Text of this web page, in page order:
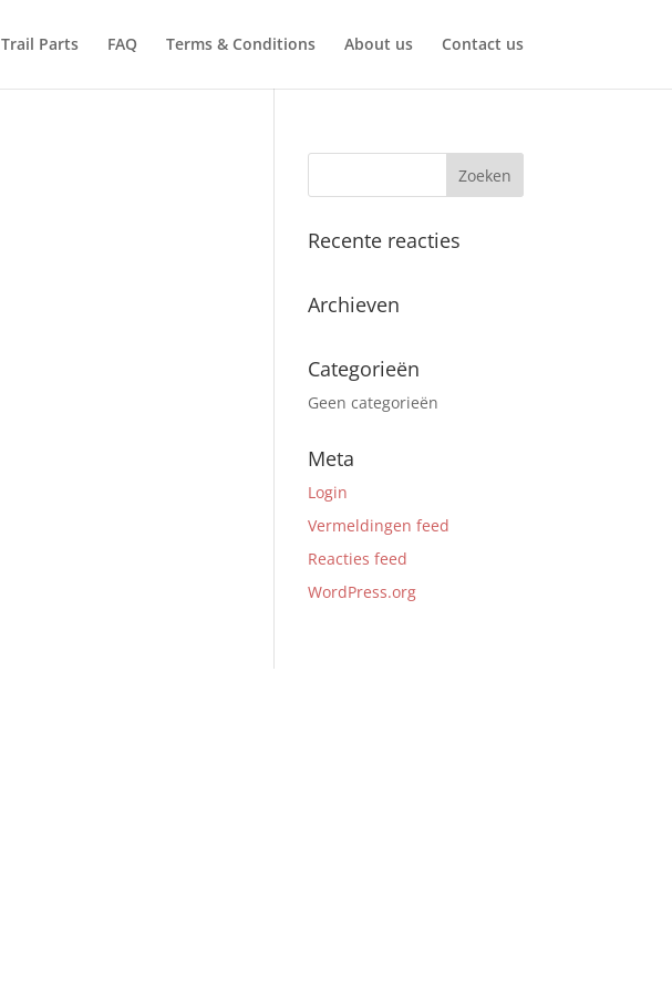
Trail Parts FAQ Terms & Conditions About us Contact us
Recente reacties
Archieven
Categorieën
Geen categorieën
Meta
Login
Vermeldingen feed
Reacties feed
WordPress.org